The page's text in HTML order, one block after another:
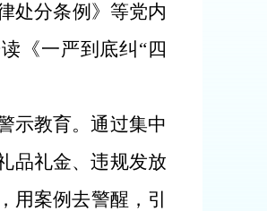
处分条例》等党内
《一严到底纠“四
示教育。通过集中
品礼金、违规发放
用案例去警醒，引